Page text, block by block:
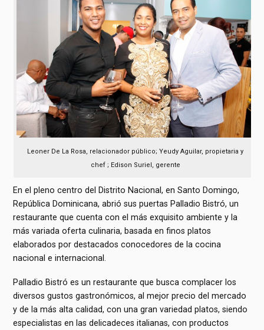
Leoner De La Rosa, relacionador público; Yeudy Aguilar, propietaria y
chef ; Edison Suriel, gerente
En el pleno centro del Distrito Nacional, en Santo Domingo,
República Dominicana, abrió sus puertas Palladio Bistró, un
restaurante que cuenta con el más exquisito ambiente y la
más variada oferta culinaria, basada en finos platos
elaborados por destacados conocedores de la cocina
nacional e internacional.
Palladio Bistró es un restaurante que busca complacer los
diversos gustos gastronómicos, al mejor precio del mercado
y de la más alta calidad, con una gran variedad platos, siendo
especialistas en las delicadeces italianas, con productos